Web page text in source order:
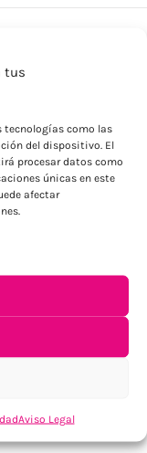
tus
tecnologías como las
del dispositivo. El
procesar datos como
únicas en este
afectar
Aviso Legal